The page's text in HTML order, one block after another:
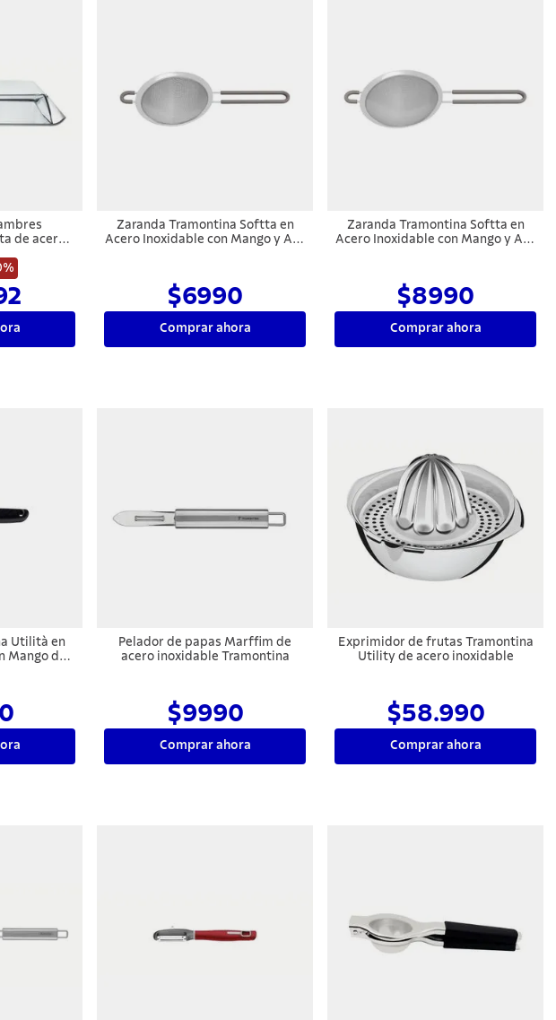
de acero
Zaranda Tramontina Softta en
Acero Inoxidable con Mango y Asa
$6990
Comprar ahora
Zaranda Tramontina Softta en
Acero Inoxidable con Mango y Asa
$8990
Comprar ahora
Utilità en
Mango de
Pelador de papas Marffim de
acero inoxidable Tramontina
$9990
Comprar ahora
Exprimidor de frutas Tramontina
Utility de acero inoxidable
$58.990
Comprar ahora